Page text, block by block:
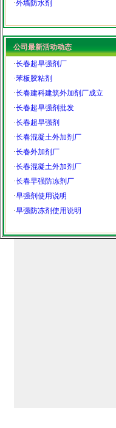
·外墙防水剂
公司最新活动动态
·长春超早强剂厂
·苯板胶粘剂
·长春建科建筑外加剂厂成立
·长春超早强剂批发
·长春超早强剂
·长春混凝土外加剂厂
·长春外加剂厂
·长春混凝土外加剂厂
·长春早强防冻剂厂
·早强剂使用说明
·早强防冻剂使用说明